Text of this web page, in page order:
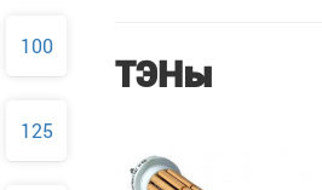
100
125
ТЭНы